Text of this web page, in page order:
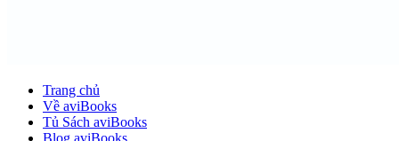
Trang chủ
Về aviBooks
Tủ Sách aviBooks
Blog aviBooks